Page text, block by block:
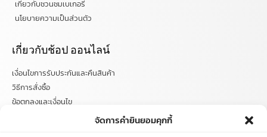
จัดการคำยินยอมคุกกี้
เกี่ยวกับชวนชมเบเกอรี่
นโยบายความเป็นส่วนตัว
เกี่ยวกับช้อป ออนไลน์
เงื่อนไขการรับประกันและคืนสินค้า
วิธีการสั่งซื้อ
ข้อตกลงและเงื่อนไข